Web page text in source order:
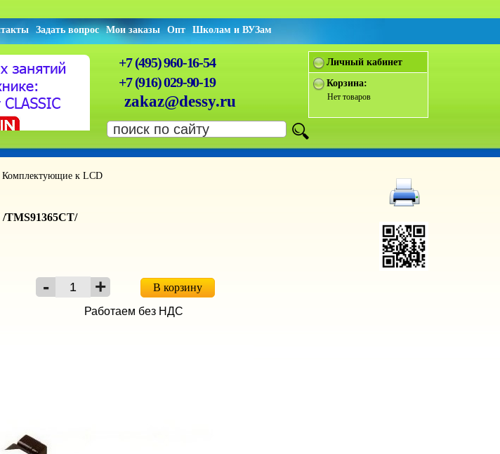
Задать вопрос Мои заказы Опт Школам и ВУЗам
+7 (495) 960-16-54
+7 (916) 029-90-19
zakaz@dessy.ru
Личный кабинет
Корзина:
Нет товаров
Комплектующие к LCD
TMS91365CT/
В корзину
Работаем без НДС